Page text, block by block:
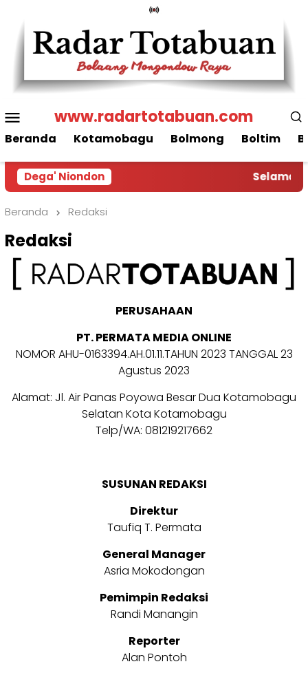
konten
Menu
Mobile
www.radartotabuan.com
Beranda Kotamobagu Bolmong Boltim
Dega' Niondon Selamat
Beranda Redaksi
Redaksi
PERUSAHAAN
PT. PERMATA MEDIA ONLINE
NOMOR AHU-0163394.AH.01.11.TAHUN 2023 TANGGAL 23
Agustus 2023
Alamat: Jl. Air Panas Poyowa Besar Dua Kotamobagu
Selatan Kota Kotamobagu
Telp/WA: 081219217662
SUSUNAN REDAKSI
Direktur
Taufiq T. Permata
General Manager
Asria Mokodongan
Pemimpin Redaksi
Randi Manangin
Reporter
Alan Pontoh